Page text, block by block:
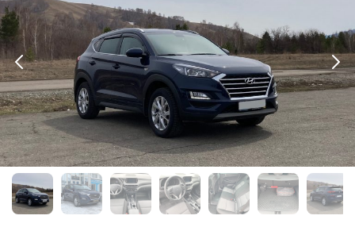
Аренда
автомобиля
Hyundai
Tucson